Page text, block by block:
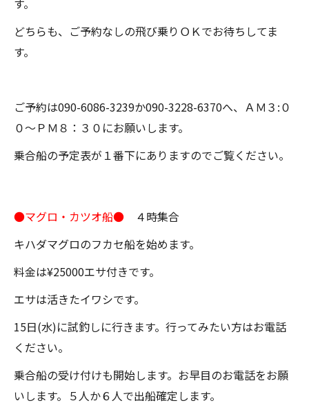
す。
どちらも、ご予約なしの飛び乗りＯＫでお待ちしてま
す。
ご予約は090-6086-3239か090-3228-6370へ、ＡＭ３:０
０～ＰＭ８：３０にお願いします。
乗合船の予定表が１番下にありますのでご覧ください。
●マグロ・カツオ船● ４時集合
キハダマグロのフカセ船を始めます。
料金は¥25000エサ付きです。
エサは活きたイワシです。
15日(水)に試釣しに行きます。行ってみたい方はお電話
ください。
乗合船の受け付けも開始します。お早目のお電話をお願
いします。５人か６人で出船確定します。